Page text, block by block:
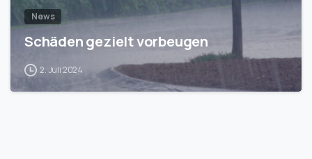
News
Schäden gezielt vorbeugen
2. Juli 2024